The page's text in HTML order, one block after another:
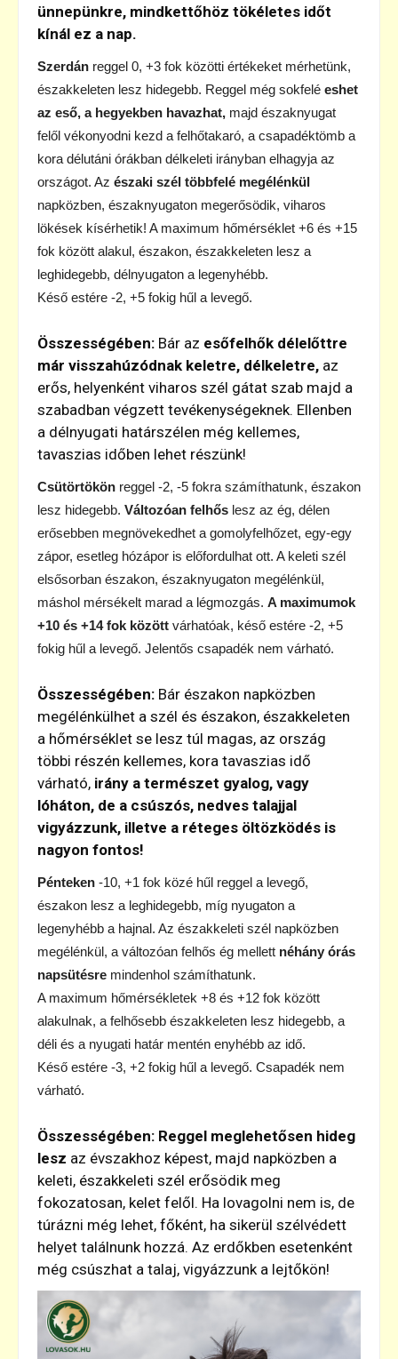
ünnepünkre, mindkettőhöz tökéletes időt
kínál ez a nap.
Szerdán reggel 0, +3 fok közötti értékeket mérhetünk,
északkeleten lesz hidegebb. Reggel még sokfelé eshet
az eső, a hegyekben havazhat, majd északnyugat
felől vékonyodni kezd a felhőtakaró, a csapadéktömb a
kora délutáni órákban délkeleti irányban elhagyja az
országot. Az északi szél többfelé megélénkül
napközben, északnyugaton megerősödik, viharos
lökések kísérhetik! A maximum hőmérséklet +6 és +15
fok között alakul, északon, északkeleten lesz a
leghidegebb, délnyugaton a legenyhébb.
Késő estére -2, +5 fokig hűl a levegő.
Összességében: Bár az esőfelhők délelőttre
már visszahúzódnak keletre, délkeletre, az
erős, helyenként viharos szél gátat szab majd a
szabadban végzett tevékenységeknek. Ellenben
a délnyugati határszélen még kellemes,
tavaszias időben lehet részünk!
Csütörtökön reggel -2, -5 fokra számíthatunk, északon
lesz hidegebb. Változóan felhős lesz az ég, délen
erősebben megnövekedhet a gomolyfelhőzet, egy-egy
zápor, esetleg hózápor is előfordulhat ott. A keleti szél
elsősorban északon, északnyugaton megélénkül,
máshol mérsékelt marad a légmozgás. A maximumok
+10 és +14 fok között várhatóak, késő estére -2, +5
fokig hűl a levegő. Jelentős csapadék nem várható.
Összességében: Bár északon napközben
megélénkülhet a szél és északon, északkeleten
a hőmérséklet se lesz túl magas, az ország
többi részén kellemes, kora tavaszias idő
várható, irány a természet gyalog, vagy
lóháton, de a csúszós, nedves talajjal
vigyázzunk, illetve a réteges öltözködés is
nagyon fontos!
Pénteken -10, +1 fok közé hűl reggel a levegő,
északon lesz a leghidegebb, míg nyugaton a
legenyhébb a hajnal. Az északkeleti szél napközben
megélénkül, a változóan felhős ég mellett néhány órás
napsütésre mindenhol számíthatunk.
A maximum hőmérsékletek +8 és +12 fok között
alakulnak, a felhősebb északkeleten lesz hidegebb, a
déli és a nyugati határ mentén enyhébb az idő.
Késő estére -3, +2 fokig hűl a levegő. Csapadék nem
várható.
Összességében: Reggel meglehetősen hideg
lesz az évszakhoz képest, majd napközben a
keleti, északkeleti szél erősödik meg
fokozatosan, kelet felől. Ha lovagolni nem is, de
túrázni még lehet, főként, ha sikerül szélvédett
helyet találnunk hozzá. Az erdőkben esetenként
még csúszhat a talaj, vigyázzunk a lejtőkön!